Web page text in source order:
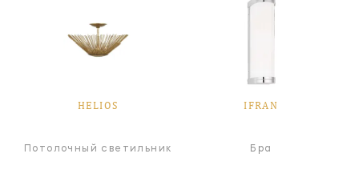
HELIOS
Потолочный светильник
IFRAN
Бра